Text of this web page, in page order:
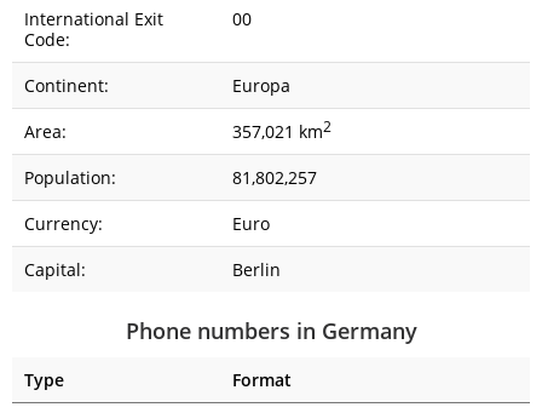
International Exit
Code:
00
Continent:
Europa
Area:
357,021 km2
Population:
81,802,257
Currency:
Euro
Capital:
Berlin
Phone numbers in Germany
Type
Format